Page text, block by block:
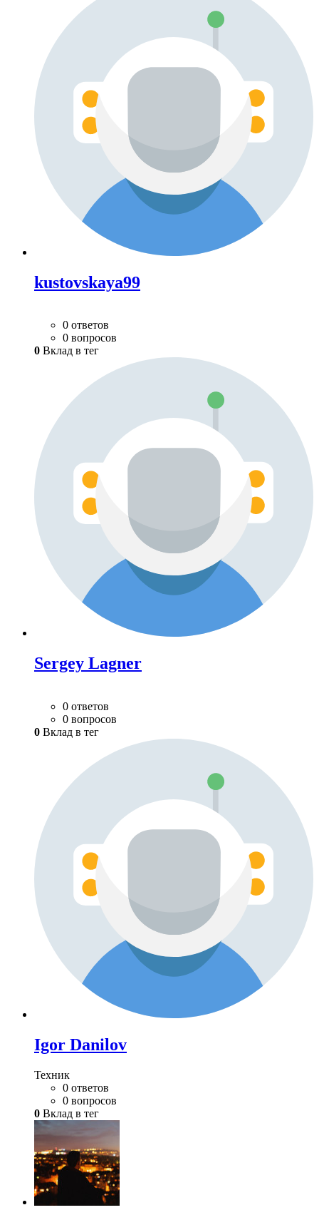
kustovskaya99
0 ответов
0 вопросов
0 Вклад в тег
Sergey Lagner
0 ответов
0 вопросов
0 Вклад в тег
Igor Danilov
Техник
0 ответов
0 вопросов
0 Вклад в тег